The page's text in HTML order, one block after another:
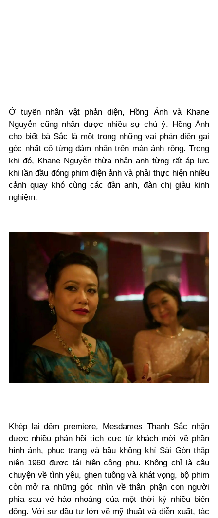
Ở tuyến nhân vật phản diện, Hồng Ánh và Khane
Nguyễn cũng nhận được nhiều sự chú ý. Hồng Ánh
cho biết bà Sắc là một trong những vai phản diện gai
góc nhất cô từng đảm nhận trên màn ảnh rộng. Trong
khi đó, Khane Nguyễn thừa nhận anh từng rất áp lực
khi lần đầu đóng phim điện ảnh và phải thực hiện nhiều
cảnh quay khó cùng các đàn anh, đàn chị giàu kinh
nghiệm.
Khép lại đêm premiere, Mesdames Thanh Sắc nhận
được nhiều phản hồi tích cực từ khách mời về phần
hình ảnh, phục trang và bầu không khí Sài Gòn thập
niên 1960 được tái hiện công phu. Không chỉ là câu
chuyện về tình yêu, ghen tuông và khát vọng, bộ phim
còn mở ra những góc nhìn về thân phận con người
phía sau vẻ hào nhoáng của một thời kỳ nhiều biến
động. Với sự đầu tư lớn về mỹ thuật và diễn xuất, tác